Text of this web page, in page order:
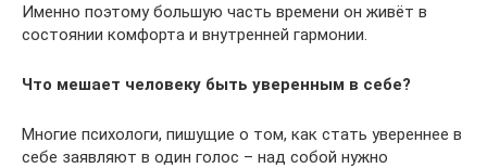
Именно поэтому большую часть времени он живёт в
состоянии комфорта и внутренней гармонии.
Что мешает человеку быть уверенным в себе?
Многие психологи, пишущие о том, как стать увереннее в
себе заявляют в один голос – над собой нужно